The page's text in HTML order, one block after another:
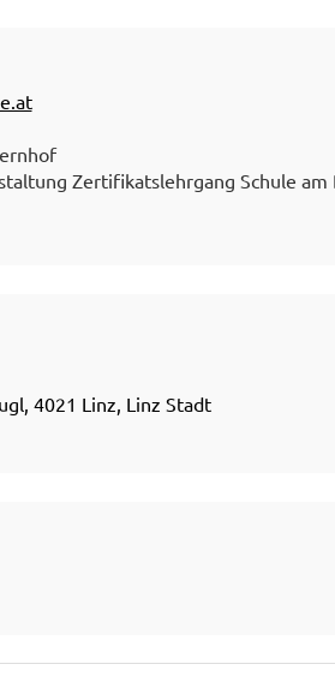
Zertifikatslehrgang Schule am
4021 Linz, Linz Stadt